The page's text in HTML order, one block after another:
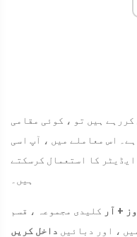
ہیں تو ، کوئی مقامی
اس معاملے میں ، آپ اسی
کا استعمال کرسکتے
ہیں۔
+ آر
، اور دبائیں داخل کریں